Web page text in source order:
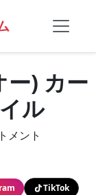
) カー
ル
メント
TikTok